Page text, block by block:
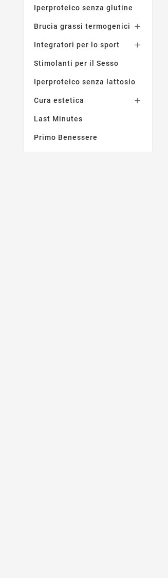
Iperproteico senza glutine
Brucia grassi termogenici 
Integratori per lo sport 
Stimolanti per il Sesso
Iperproteico senza lattosio
Cura estetica 
Last Minutes
Primo Benessere